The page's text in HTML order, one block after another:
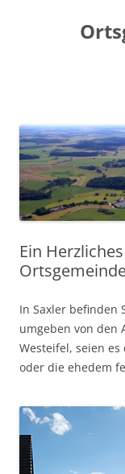
Ein
In Saxler befinden
umgeben von den
Westeifel, seien
oder die ehedem